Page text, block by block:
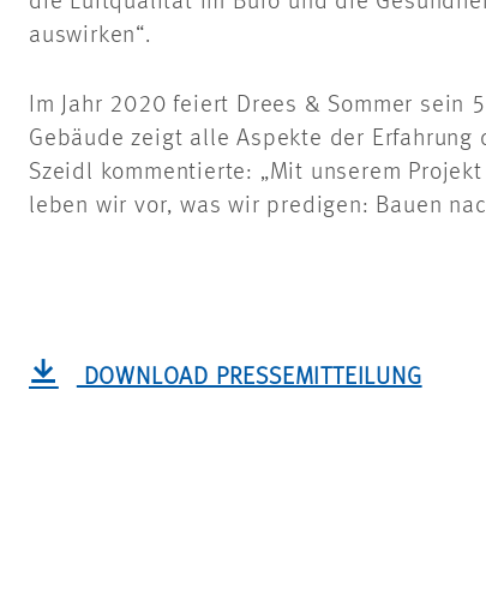
auswirken“.
Im Jahr 2020 feiert Drees & Sommer sein
Gebäude zeigt alle Aspekte der Erfahrung
Szeidl kommentierte: „Mit unserem
leben wir vor, was wir predigen: Bauen
DOWNLOAD PRESSEMITTEILUNG